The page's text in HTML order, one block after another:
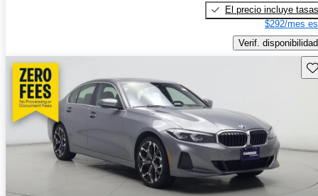
El precio incluye tasas
$292/mes
Verif. disponibilidad